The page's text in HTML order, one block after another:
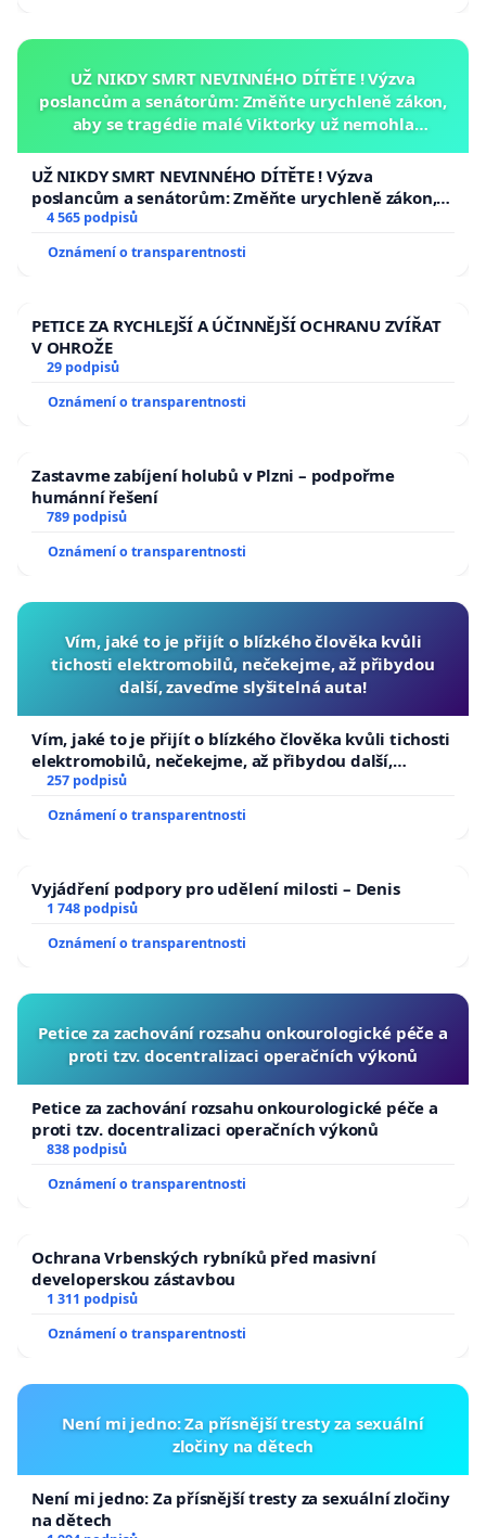
UŽ NIKDY SMRT NEVINNÉHO DÍTĚTE ! Výzva
poslancům a senátorům: Změňte urychleně zákon,
aby se tragédie malé Viktorky už nemohla
UŽ NIKDY SMRT NEVINNÉHO DÍTĚTE ! Výzva
poslancům a senátorům: Změňte urychleně zákon,
aby se tragédie malé Viktorky už nemohla opakovat!
4 565 podpisů
Oznámení o transparentnosti
PETICE ZA RYCHLEJŠÍ A ÚČINNĚJŠÍ OCHRANU ZVÍŘAT
V OHROŽE
29 podpisů
Oznámení o transparentnosti
Zastavme zabíjení holubů v Plzni – podpořme
humánní řešení
789 podpisů
Oznámení o transparentnosti
Vím, jaké to je přijít o blízkého člověka kvůli
tichosti elektromobilů, nečekejme, až přibydou
další, zaveďme slyšitelná auta!
Vím, jaké to je přijít o blízkého člověka kvůli tichosti
elektromobilů, nečekejme, až přibydou další,
zaveďme slyšitelná auta!
257 podpisů
Oznámení o transparentnosti
Vyjádření podpory pro udělení milosti – Denis
1 748 podpisů
Oznámení o transparentnosti
Petice za zachování rozsahu onkourologické péče a
proti tzv. docentralizaci operačních výkonů
Petice za zachování rozsahu onkourologické péče a
proti tzv. docentralizaci operačních výkonů
838 podpisů
Oznámení o transparentnosti
Ochrana Vrbenských rybníků před masivní
developerskou zástavbou
1 311 podpisů
Oznámení o transparentnosti
Není mi jedno: Za přísnější tresty za sexuální
zločiny na dětech
Není mi jedno: Za přísnější tresty za sexuální zločiny
na dětech